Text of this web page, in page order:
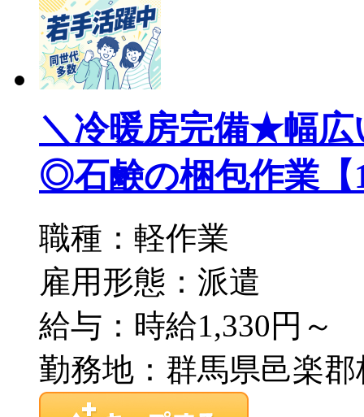
＼冷暖房完備★幅広
◎石鹸の梱包作業【
職種：軽作業
雇用形態：派遣
給与：時給1,330円～
勤務地：群馬県邑楽